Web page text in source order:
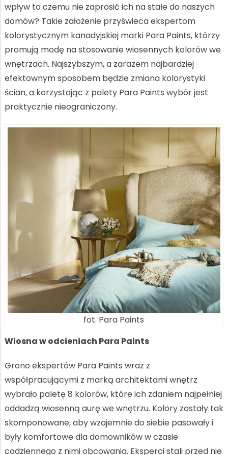
wpływ to czemu nie zaprosić ich na stałe do naszych
domów? Takie założenie przyświeca ekspertom
kolorystycznym kanadyjskiej marki Para Paints, którzy
promują modę na stosowanie wiosennych kolorów we
wnętrzach. Najszybszym, a zarazem najbardziej
efektownym sposobem będzie zmiana kolorystyki
ścian, a korzystając z palety Para Paints wybór jest
praktycznie nieograniczony.
fot. Para Paints
Wiosna w odcieniach Para Paints
Grono ekspertów Para Paints wraz z
współpracującymi z marką architektami wnętrz
wybrało paletę 8 kolorów, które ich zdaniem najpełniej
oddadzą wiosenną aurę we wnętrzu. Kolory zostały tak
skomponowane, aby wzajemnie do siebie pasowały i
były komfortowe dla domowników w czasie
codziennego z nimi obcowania. Eksperci stali przed nie